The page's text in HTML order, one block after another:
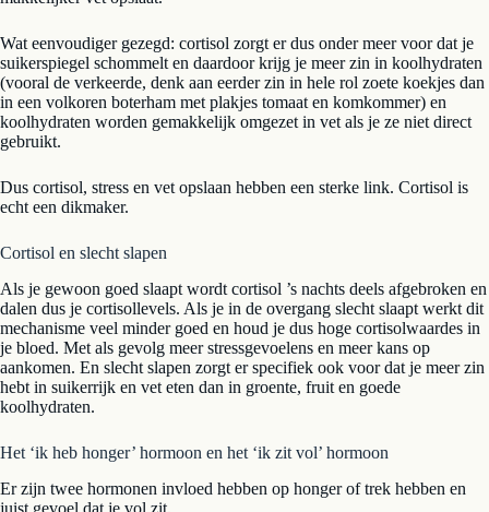
Wat eenvoudiger gezegd: cortisol zorgt er dus onder meer voor dat je
suikerspiegel schommelt en daardoor krijg je meer zin in koolhydraten
(vooral de verkeerde, denk aan eerder zin in hele rol zoete koekjes dan
in een volkoren boterham met plakjes tomaat en komkommer) en
koolhydraten worden gemakkelijk omgezet in vet als je ze niet direct
gebruikt.
Dus cortisol, stress en vet opslaan hebben een sterke link. Cortisol is
echt een dikmaker.
Cortisol en slecht slapen
Als je gewoon goed slaapt wordt cortisol ’s nachts deels afgebroken en
dalen dus je cortisollevels. Als je in de overgang slecht slaapt werkt dit
mechanisme veel minder goed en houd je dus hoge cortisolwaardes in
je bloed. Met als gevolg meer stressgevoelens en meer kans op
aankomen. En slecht slapen zorgt er specifiek ook voor dat je meer zin
hebt in suikerrijk en vet eten dan in groente, fruit en goede
koolhydraten.
Het ‘ik heb honger’ hormoon en het ‘ik zit vol’ hormoon
Er zijn twee hormonen invloed hebben op honger of trek hebben en
juist gevoel dat je vol zit.